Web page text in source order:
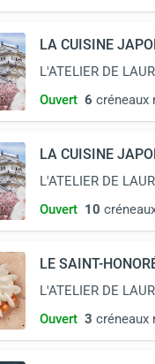
LA CUISINE
L'ATELIER DE
Ouvert 6 créneaux
LA CUISINE
L'ATELIER DE
Ouvert 10
LE SAINT-
L'ATELIER DE
Ouvert 3 créneaux